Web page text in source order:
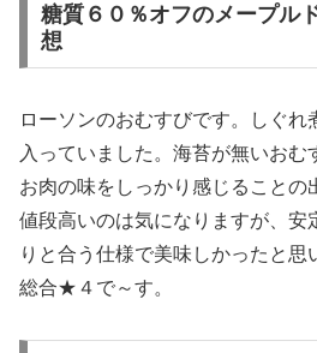
糖質６０％オフのメープル
想
ローソンのおむすびです。しぐ
入っていました。海苔が無いおむ
お肉の味をしっかり感じることの
値段高いのは気になりますが、安
りと合う仕様で美味しかったと思
総合★４で～す。